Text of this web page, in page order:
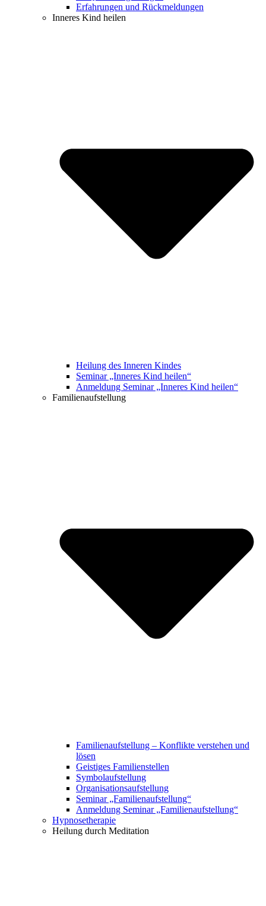
Erfahrungen und Rückmeldungen
Inneres Kind heilen
Heilung des Inneren Kindes
Seminar „Inneres Kind heilen“
Anmeldung Seminar „Inneres Kind heilen“
Familienaufstellung
Familienaufstellung – Konflikte verstehen und
lösen
Geistiges Familienstellen
Symbolaufstellung
Organisationsaufstellung
Seminar „Familienaufstellung“
Anmeldung Seminar „Familienaufstellung“
Hypnosetherapie
Heilung durch Meditation